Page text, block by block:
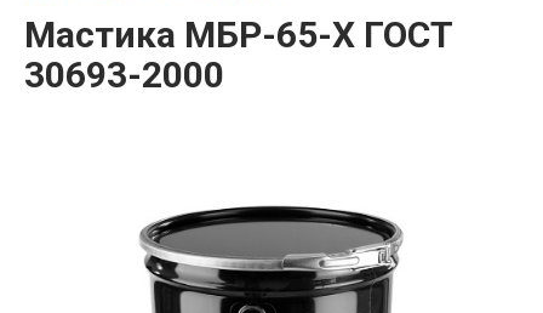
Мастика МБР-65-Х ГОСТ
30693-2000